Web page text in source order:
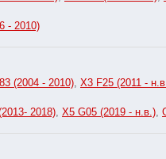
- 2010)
(2004 - 2010) X3 F25 (2011 -
2018) X5 G05 (2019 - н.в.)